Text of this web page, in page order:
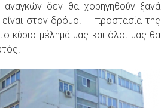
δεν θα χορηγηθούν ξανά
στον δρόμο. Η προστασία της
κύριο μέλημά μας και όλοι μας θα